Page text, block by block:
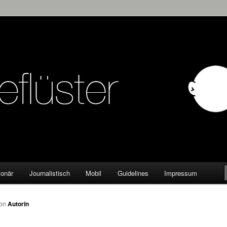
Journalistisch Mobil Guidelines Impressum
Autorin